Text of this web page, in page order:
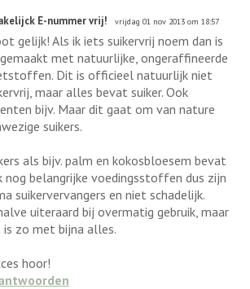
E-nummer vrij! vrijdag 01 nov 2013 om 18:57
gelijk! Als ik iets suikervrij noem dan is
met natuurlijke, ongeraffineerde
Dit is officieel natuurlijk niet
maar alles bevat suiker. Ook
bijv. Maar dit gaat om van nature
suikers.
als bijv. palm en kokosbloesem bevat
nog belangrijke voedingsstoffen dus zijn
suikervervangers en niet schadelijk.
uiteraard bij overmatig gebruik, maar
zo met bijna alles.
hoor!